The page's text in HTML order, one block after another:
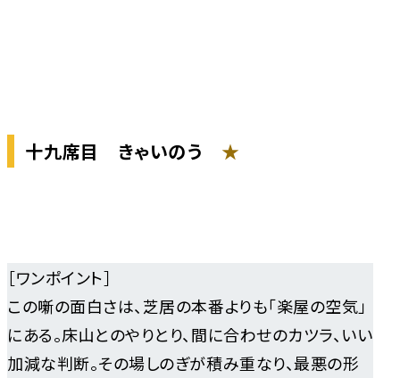
十九席目 きゃいのう ★
［ワンポイント］
この噺の面白さは、芝居の本番よりも「楽屋の空気」
にある。床山とのやりとり、間に合わせのカツラ、いい
加減な判断。その場しのぎが積み重なり、最悪の形